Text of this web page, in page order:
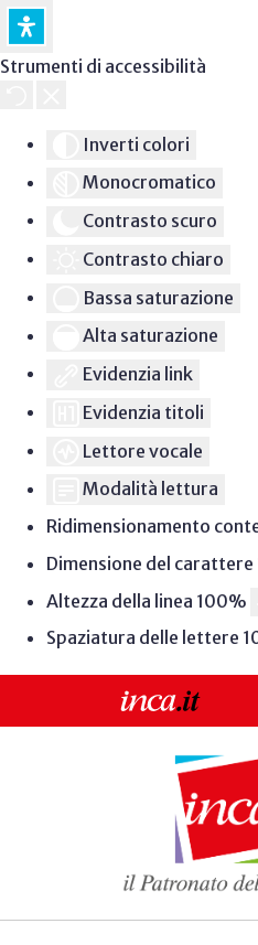
Strumenti di accessibilità
Inverti colori
Monocromatico
Contrasto scuro
Contrasto chiaro
Bassa saturazione
Alta saturazione
Evidenzia link
Evidenzia titoli
Lettore vocale
Modalità lettura
Ridimensionamento
Dimensione del carattere
Altezza della linea 100%
Spaziatura delle lettere